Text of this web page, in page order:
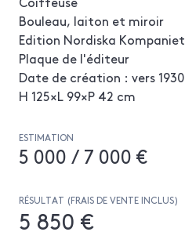
Bouleau, laiton et miroir
Edition Nordiska Kompaniet
Plaque de l'éditeur
Date de création : vers 1930
H 125×L 99×P 42 cm
ESTIMATION
5 000 / 7 000 €
RÉSULTAT (FRAIS DE VENTE INCLUS)
5 850 €